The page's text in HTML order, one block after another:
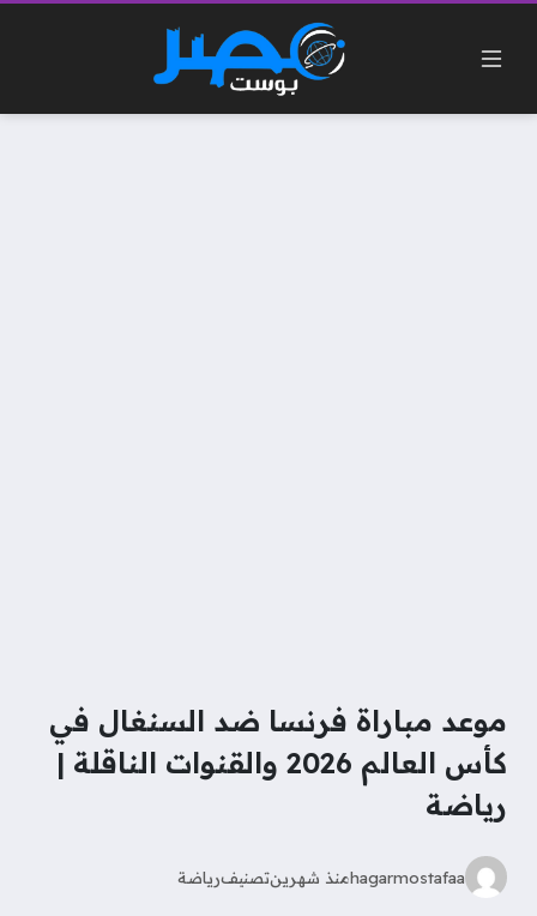
موعد مباراة فرنسا ضد السنغال في
كأس العالم 2026 والقنوات الناقلة |
رياضة
hagarmostafaaمنذ شهرينتصنيفرياضة